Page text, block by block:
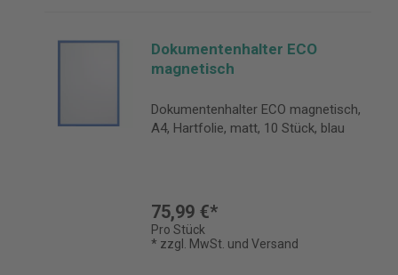
Dokumentenhalter ECO
magnetisch
Dokumentenhalter ECO magnetisch,
A4, Hartfolie, matt, 10 Stück, blau
75,99 €*
Pro Stück
* zzgl. MwSt. und Versand